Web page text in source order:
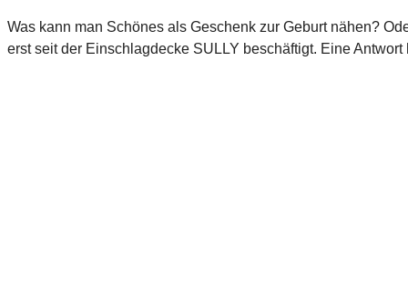
Was kann man Schönes als Geschenk zur Geburt nähen?
erst seit der Einschlagdecke SULLY beschäftigt. Eine